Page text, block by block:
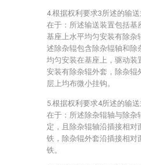
4.根据权利要求3所述的输
在于：所述输送装置包括基
基座上水平均匀安装有除杂
述除杂辊包含除杂辊轴和除
均匀安装在基座上，驱动装
安装有除杂辊外套，除杂辊
层上均布微小挂钩。
5.根据权利要求4所述的输
在于：所述除杂辊轴与除杂
定，且除杂辊轴沿插接相
铁，除杂辊外套沿插接相对
铁。